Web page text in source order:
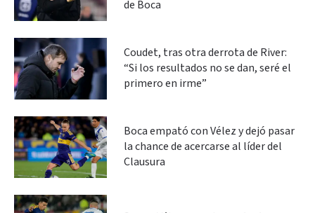
de Boca
Coudet, tras otra derrota de River:
“Si los resultados no se dan, seré el
primero en irme”
Boca empató con Vélez y dejó pasar
la chance de acercarse al líder del
Clausura